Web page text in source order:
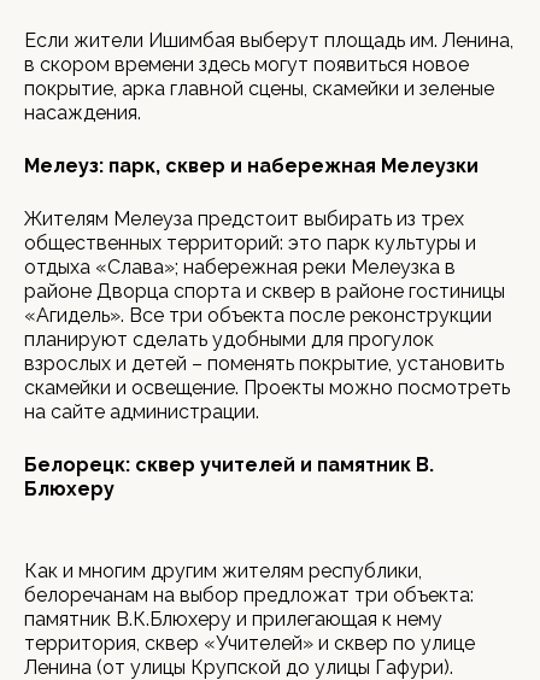
Если жители Ишимбая выберут площадь им. Ленина,
в скором времени здесь могут появиться новое
покрытие, арка главной сцены, скамейки и зеленые
насаждения.
Мелеуз: парк, сквер и набережная Мелеузки
Жителям Мелеуза предстоит выбирать из трех
общественных территорий: это парк культуры и
отдыха «Слава»; набережная реки Мелеузка в
районе Дворца спорта и сквер в районе гостиницы
«Агидель». Все три объекта после реконструкции
планируют сделать удобными для прогулок
взрослых и детей – поменять покрытие, установить
скамейки и освещение. Проекты можно посмотреть
на сайте администрации.
Белорецк: сквер учителей и памятник В.
Блюхеру
Как и многим другим жителям республики,
белоречанам на выбор предложат три объекта:
памятник В.К.Блюхеру и прилегающая к нему
территория, сквер «Учителей» и сквер по улице
Ленина (от улицы Крупской до улицы Гафури).